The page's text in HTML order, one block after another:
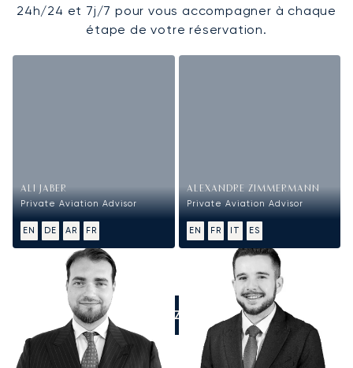
24h/24 et 7j/7 pour vous accompagner à chaque
étape de votre réservation.
ALI JABER
Private Aviation Advisor
EN DE AR FR
ALEXANDRE ZIMMERMANN
Private Aviation Advisor
EN FR IT ES
APPELEZ-NOUS